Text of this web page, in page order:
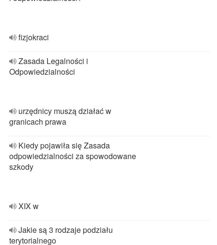
fizjokraci
Zasada Legalności i
Odpowiedzialności
urzędnicy muszą działać w
granicach prawa
Kiedy pojawiła się Zasada
odpowiedzialności za spowodowane
szkody
XIX w
Jakie są 3 rodzaje podziału
terytorialnego